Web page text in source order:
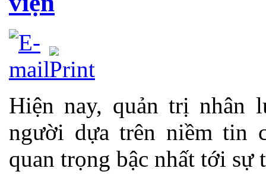
Hiện nay, quản trị nhân
người dựa trên niềm tin
quan trọng bậc nhất tới sự